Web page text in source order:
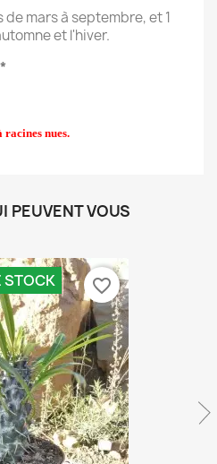
mars à septembre, et 1
et l'hiver.
nues.
PEUVENT VOUS
STOCK favorite_border